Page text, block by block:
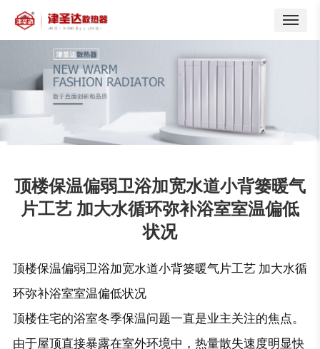
顶楼保温偏弱卫浴加宽水道小背篓暖气
片工艺 加大水循环弥补浴室室温偏低
状况
顶楼保温偏弱卫浴加宽水道小背篓暖气片工艺 加大水循
环弥补浴室室温偏低状况
顶楼住宅的浴室冬季保温问题一直是业主关注的焦点。
由于屋顶直接暴露在室外环境中，热量散失速度明显快